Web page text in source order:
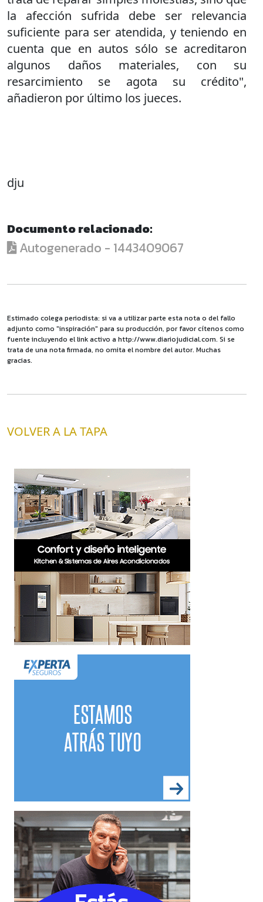
la afección sufrida debe ser relevancia
suficiente para ser atendida, y teniendo en
cuenta que en autos sólo se acreditaron
algunos daños materiales, con su
resarcimiento se agota su crédito",
añadieron por último los jueces.
dju
Documento relacionado:
Autogenerado - 1443409067
Estimado colega periodista: si va a utilizar parte esta nota o del fallo
adjunto como "inspiración" para su producción, por favor cítenos como
fuente incluyendo el link activo a http://www.diariojudicial.com. Si se
trata de una nota firmada, no omita el nombre del autor. Muchas
gracias.
VOLVER A LA TAPA